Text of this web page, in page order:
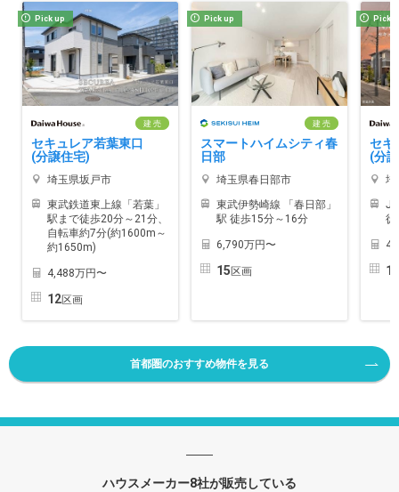
Pick up
建 売
セキュレア若葉東口
(分譲住宅)
埼玉県坂戸市
東武鉄道東上線「若葉」
駅まで徒歩20分～21分、
自転車約7分(約1600m～
約1650m)
4,488万円〜
12区画
Pick up
建 売
スマートハイムシティ春
日部
埼玉県春日部市
東武伊勢崎線 「春日部」
駅 徒歩15分～16分
6,790万円〜
15区画
Pick
セ
(分
埼
徒
17
首都圏のおすすめ物件を見る
ハウスメーカー8社が販売している